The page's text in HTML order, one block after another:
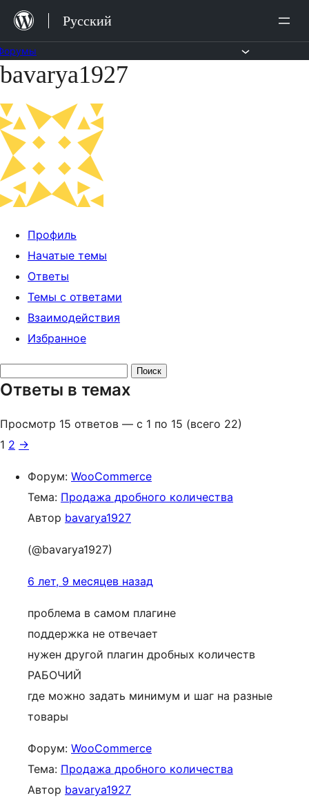
Перейти
содержимому
Русский
Перейти
содержимому
bavarya1927
Профиль
Начатые темы
Ответы
Темы с ответами
Взаимодействия
Избранное
ответов:
Ответы в темах
Просмотр 15 ответов — с 1 по 15 (всего 22)
1 2 →
Форум: WooCommerce
Тема: Продажа дробного количества
Автор bavarya1927
(@bavarya1927)
6 лет, 9 месяцев назад
проблема в самом плагине
поддержка не отвечает
нужен другой плагин дробных количеств
РАБОЧИЙ
где можно задать минимум и шаг на разные
товары
Форум: WooCommerce
Тема: Продажа дробного количества
Автор bavarya1927